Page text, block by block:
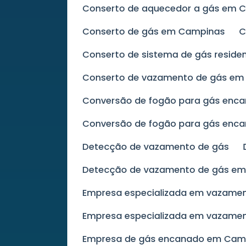
Conserto de aquecedor a gás em
Conserto de gás em Campinas
Conserto de sistema de gás
Conserto de vazamento de gás
Conversão de fogão para gás
Conversão de fogão para gás
Detecção de vazamento de gás
Detecção de vazamento de gás
Empresa especializada em
Empresa especializada em
Empresa de gás encanado em